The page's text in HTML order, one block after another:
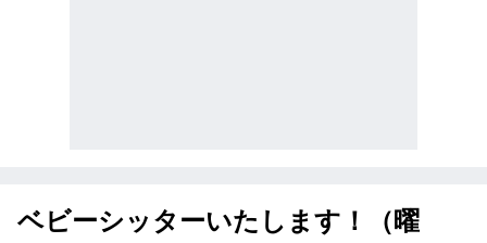
ベビーシッターいたします！（曜